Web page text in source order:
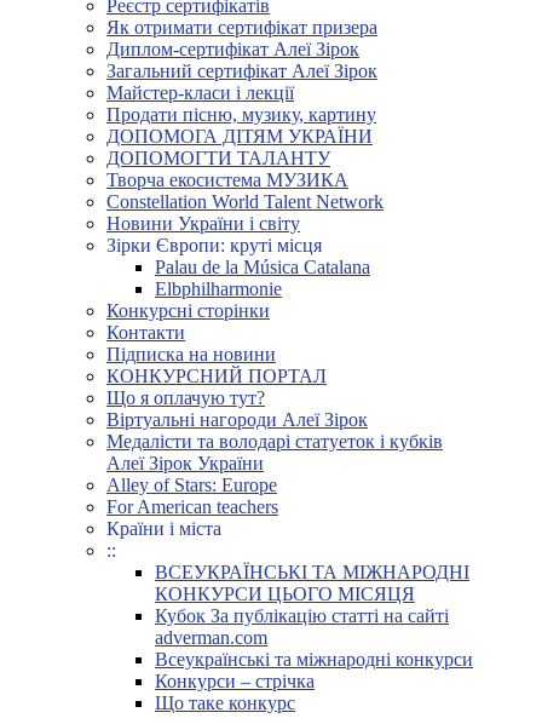
Реєстр сертифікатів
Як отримати сертифікат призера
Диплом-сертифікат Алеї Зірок
Загальний сертифікат Алеї Зірок
Майстер-класи і лекції
Продати пісню, музику, картину
ДОПОМОГА ДІТЯМ УКРАЇНИ
ДОПОМОГТИ ТАЛАНТУ
Творча екосистема МУЗИКА
Constellation World Talent Network
Новини України і світу
Зірки Європи: круті місця
Palau de la Música Catalana
Elbphilharmonie
Конкурсні сторінки
Контакти
Підписка на новини
КОНКУРСНИЙ ПОРТАЛ
Що я оплачую тут?
Віртуальні нагороди Алеї Зірок
Медалісти та володарі статуеток і кубків
Алеї Зірок України
Alley of Stars: Europe
For American teachers
Країни і міста
::
ВСЕУКРАЇНСЬКІ ТА МІЖНАРОДНІ
КОНКУРСИ ЦЬОГО МІСЯЦЯ
Кубок За публікацію статті на сайті
adverman.com
Всеукраїнські та міжнародні конкурси
Конкурси – стрічка
Що таке конкурс